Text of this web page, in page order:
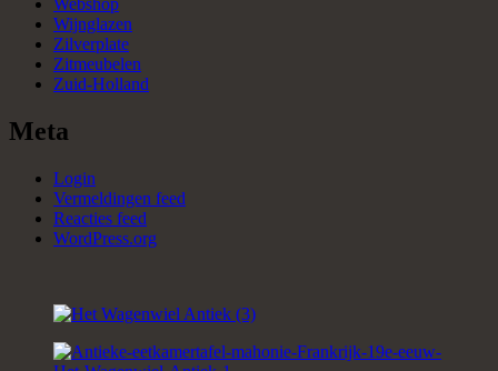
Wijnglazen
Zilverplate
Zitmeubelen
Zuid-Holland
Meta
Login
Vermeldingen feed
Reacties feed
WordPress.org